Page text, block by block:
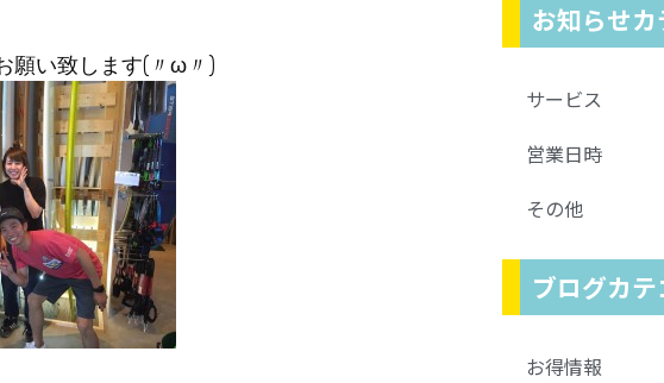
願い致します(〃ω〃)
お知らせ
サービス
営業日時
その他
ブログカ
お得情報